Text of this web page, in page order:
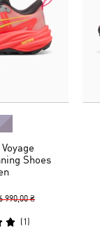
Shoes
990,00 ₴
(1 )